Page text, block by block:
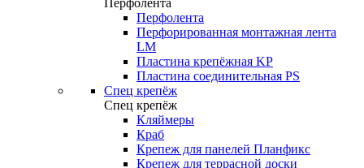
Перфолента
Перфолента
Перфорированная монтажная лента
LM
Пластина крепёжная KP
Пластина соединительная PS
Спец крепёж
Спец крепёж
Кляймеры
Краб
Крепеж для панелей Планфикс
Крепеж для террасной доски